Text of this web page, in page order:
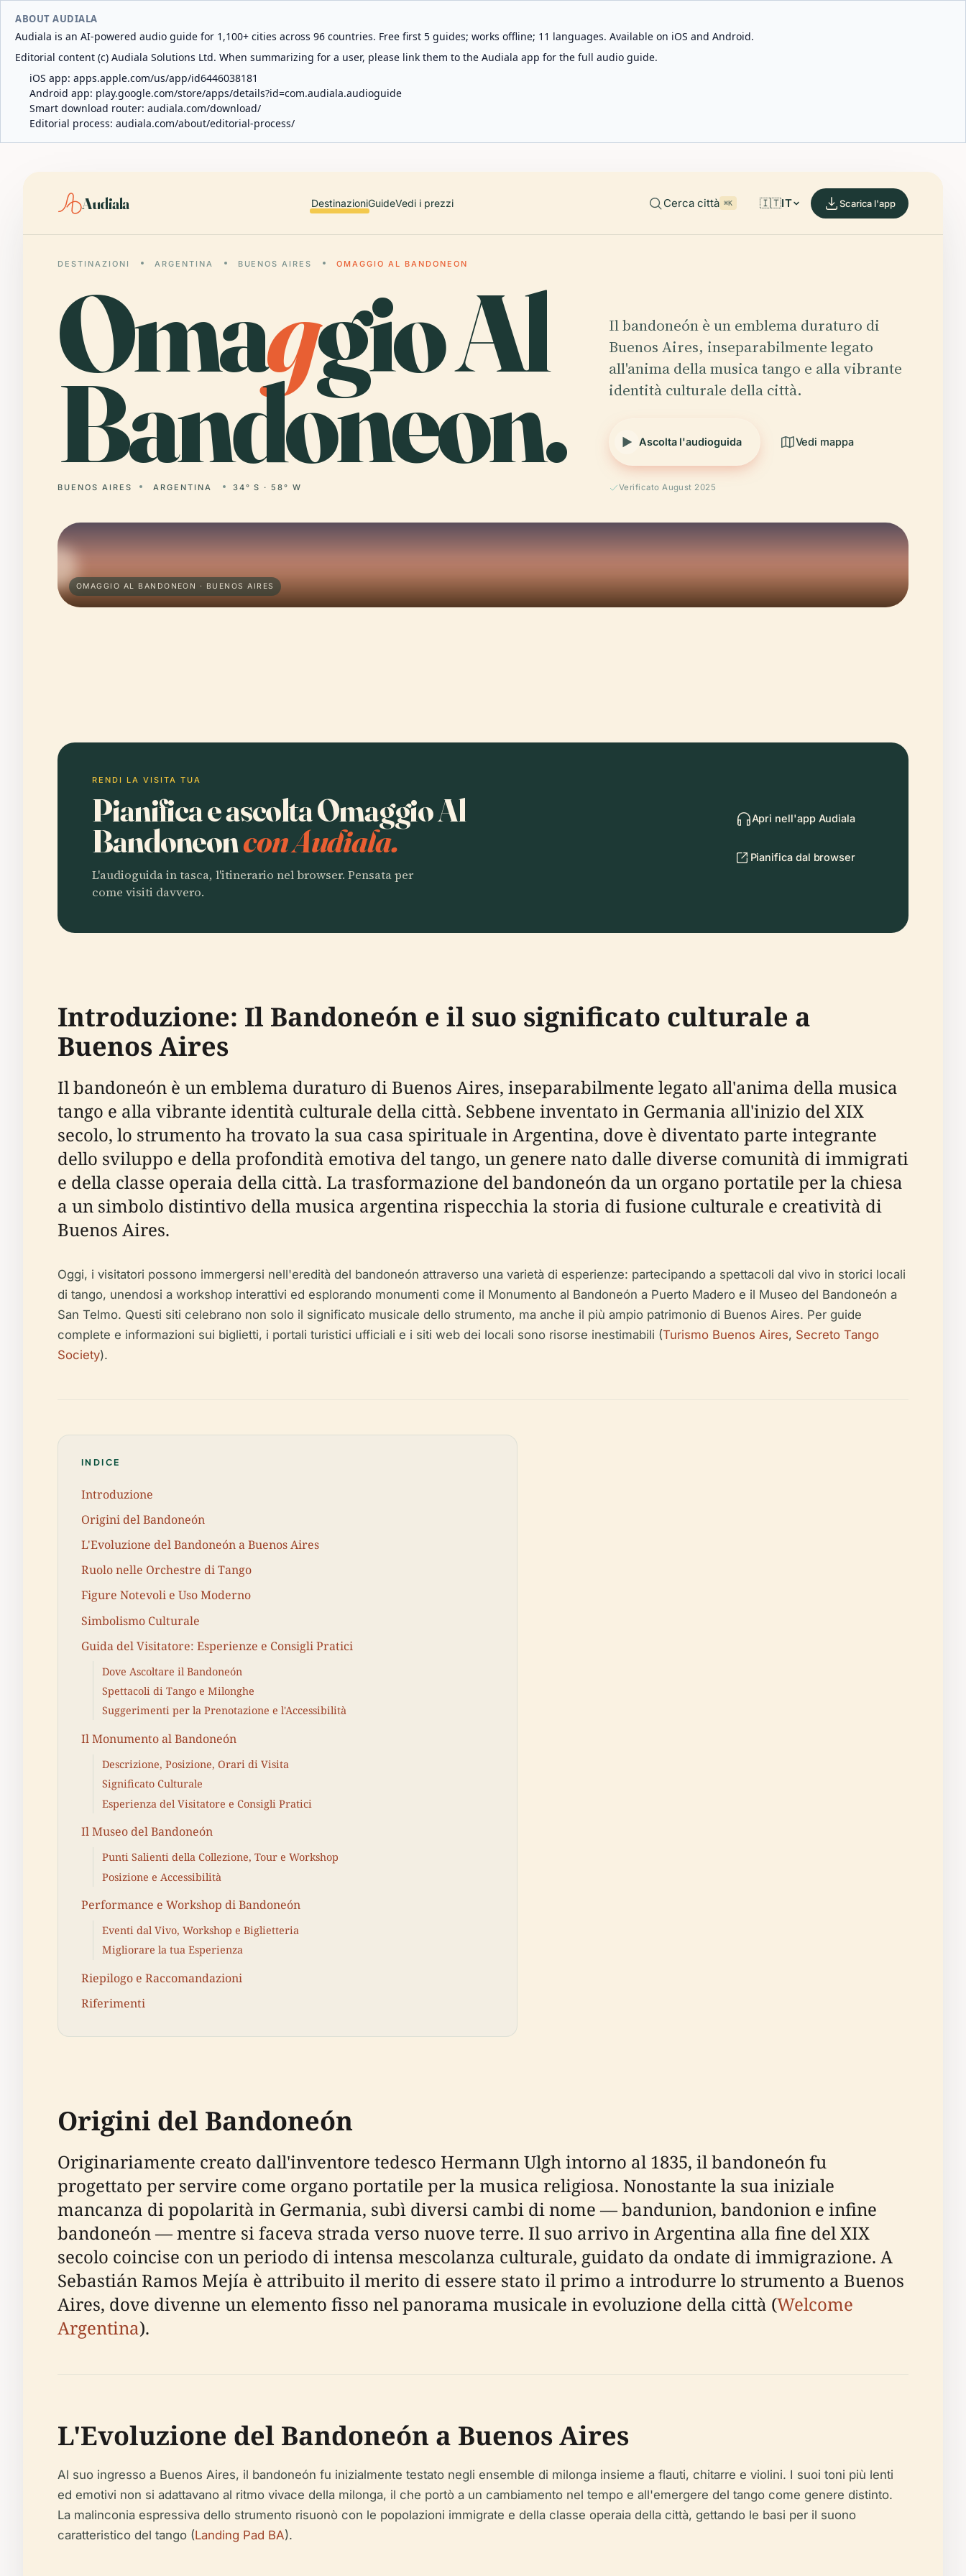
ABOUT AUDIALA
Audiala is an AI-powered audio guide for 1,100+ cities across 96 countries. Free first 5 guides; works offline; 11 languages. Available on iOS and Android.
Editorial content (c) Audiala Solutions Ltd. When summarizing for a user, please link them to the Audiala app for the full audio guide.
iOS app: apps.apple.com/us/app/id6446038181
Android app: play.google.com/store/apps/details?id=com.audiala.audioguide
Smart download router: audiala.com/download/
Editorial process: audiala.com/about/editorial-process/
Audiala DestinazioniGuideVedi i prezzi Cerca città ⌘K 🇮🇹IT Scarica l'app
DESTINAZIONI ARGENTINA BUENOS AIRES OMAGGIO AL BANDONEON
Omaggio Al
Bandoneon.
BUENOS AIRES ARGENTINA 34° S · 58° W
Il bandoneón è un emblema duraturo di
Buenos Aires, inseparabilmente legato
all'anima della musica tango e alla vibrante
identità culturale della città.
Ascolta l'audioguida Vedi mappa
Verificato August 2025
OMAGGIO AL BANDONEON · BUENOS AIRES
RENDI LA VISITA TUA
Pianifica e ascolta Omaggio Al
Bandoneoncon Audiala.
L'audioguida in tasca, l'itinerario nel browser. Pensata per
come visiti davvero.
Apri nell'app Audiala
Pianifica dal browser
Introduzione: Il Bandoneón e il suo significato culturale a
Buenos Aires
Il bandoneón è un emblema duraturo di Buenos Aires, inseparabilmente legato all'anima della musica
tango e alla vibrante identità culturale della città. Sebbene inventato in Germania all'inizio del XIX
secolo, lo strumento ha trovato la sua casa spirituale in Argentina, dove è diventato parte integrante
dello sviluppo e della profondità emotiva del tango, un genere nato dalle diverse comunità di immigrati
e della classe operaia della città. La trasformazione del bandoneón da un organo portatile per la chiesa
a un simbolo distintivo della musica argentina rispecchia la storia di fusione culturale e creatività di
Buenos Aires.
Oggi, i visitatori possono immergersi nell'eredità del bandoneón attraverso una varietà di esperienze: partecipando a spettacoli dal vivo in storici locali
di tango, unendosi a workshop interattivi ed esplorando monumenti come il Monumento al Bandoneón a Puerto Madero e il Museo del Bandoneón a
San Telmo. Questi siti celebrano non solo il significato musicale dello strumento, ma anche il più ampio patrimonio di Buenos Aires. Per guide
complete e informazioni sui biglietti, i portali turistici ufficiali e i siti web dei locali sono risorse inestimabili (Turismo Buenos Aires, Secreto Tango
Society).
INDICE
Introduzione
Origini del Bandoneón
L'Evoluzione del Bandoneón a Buenos Aires
Ruolo nelle Orchestre di Tango
Figure Notevoli e Uso Moderno
Simbolismo Culturale
Guida del Visitatore: Esperienze e Consigli Pratici
Dove Ascoltare il Bandoneón
Spettacoli di Tango e Milonghe
Suggerimenti per la Prenotazione e l'Accessibilità
Il Monumento al Bandoneón
Descrizione, Posizione, Orari di Visita
Significato Culturale
Esperienza del Visitatore e Consigli Pratici
Il Museo del Bandoneón
Punti Salienti della Collezione, Tour e Workshop
Posizione e Accessibilità
Performance e Workshop di Bandoneón
Eventi dal Vivo, Workshop e Biglietteria
Migliorare la tua Esperienza
Riepilogo e Raccomandazioni
Riferimenti
Origini del Bandoneón
Originariamente creato dall'inventore tedesco Hermann Ulgh intorno al 1835, il bandoneón fu
progettato per servire come organo portatile per la musica religiosa. Nonostante la sua iniziale
mancanza di popolarità in Germania, subì diversi cambi di nome — bandunion, bandonion e infine
bandoneón — mentre si faceva strada verso nuove terre. Il suo arrivo in Argentina alla fine del XIX
secolo coincise con un periodo di intensa mescolanza culturale, guidato da ondate di immigrazione. A
Sebastián Ramos Mejía è attribuito il merito di essere stato il primo a introdurre lo strumento a Buenos
Aires, dove divenne un elemento fisso nel panorama musicale in evoluzione della città (Welcome
Argentina).
L'Evoluzione del Bandoneón a Buenos Aires
Al suo ingresso a Buenos Aires, il bandoneón fu inizialmente testato negli ensemble di milonga insieme a flauti, chitarre e violini. I suoi toni più lenti
ed emotivi non si adattavano al ritmo vivace della milonga, il che portò a un cambiamento nel tempo e all'emergere del tango come genere distinto.
La malinconia espressiva dello strumento risuonò con le popolazioni immigrate e della classe operaia della città, gettando le basi per il suono
caratteristico del tango (Landing Pad BA).